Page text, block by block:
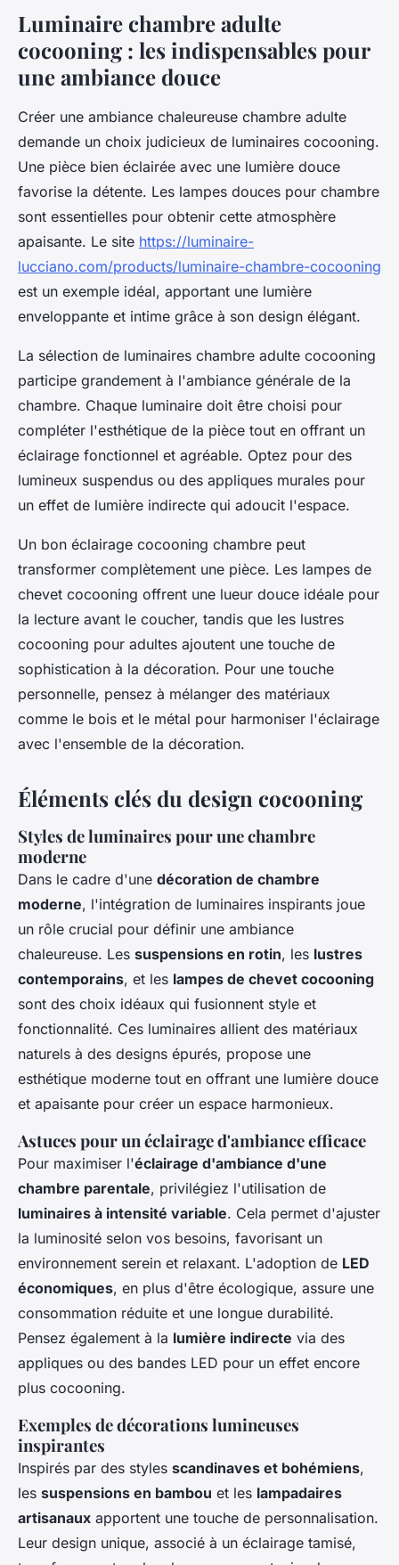
Luminaire chambre adulte
cocooning : les indispensables pour
une ambiance douce
Créer une ambiance chaleureuse chambre adulte
demande un choix judicieux de luminaires cocooning.
Une pièce bien éclairée avec une lumière douce
favorise la détente. Les lampes douces pour chambre
sont essentielles pour obtenir cette atmosphère
apaisante. Le site https://luminaire-
lucciano.com/products/luminaire-chambre-cocooning
est un exemple idéal, apportant une lumière
enveloppante et intime grâce à son design élégant.
La sélection de luminaires chambre adulte cocooning
participe grandement à l'ambiance générale de la
chambre. Chaque luminaire doit être choisi pour
compléter l'esthétique de la pièce tout en offrant un
éclairage fonctionnel et agréable. Optez pour des
lumineux suspendus ou des appliques murales pour
un effet de lumière indirecte qui adoucit l'espace.
Un bon éclairage cocooning chambre peut
transformer complètement une pièce. Les lampes de
chevet cocooning offrent une lueur douce idéale pour
la lecture avant le coucher, tandis que les lustres
cocooning pour adultes ajoutent une touche de
sophistication à la décoration. Pour une touche
personnelle, pensez à mélanger des matériaux
comme le bois et le métal pour harmoniser l'éclairage
avec l'ensemble de la décoration.
Éléments clés du design cocooning
Styles de luminaires pour une chambre
moderne
Dans le cadre d'une décoration de chambre
moderne, l'intégration de luminaires inspirants joue
un rôle crucial pour définir une ambiance
chaleureuse. Les suspensions en rotin, les lustres
contemporains, et les lampes de chevet cocooning
sont des choix idéaux qui fusionnent style et
fonctionnalité. Ces luminaires allient des matériaux
naturels à des designs épurés, propose une
esthétique moderne tout en offrant une lumière douce
et apaisante pour créer un espace harmonieux.
Astuces pour un éclairage d'ambiance efficace
Pour maximiser l'éclairage d'ambiance d'une
chambre parentale, privilégiez l'utilisation de
luminaires à intensité variable. Cela permet d'ajuster
la luminosité selon vos besoins, favorisant un
environnement serein et relaxant. L'adoption de LED
économiques, en plus d'être écologique, assure une
consommation réduite et une longue durabilité.
Pensez également à la lumière indirecte via des
appliques ou des bandes LED pour un effet encore
plus cocooning.
Exemples de décorations lumineuses
inspirantes
Inspirés par des styles scandinaves et bohémiens,
les suspensions en bambou et les lampadaires
artisanaux apportent une touche de personnalisation.
Leur design unique, associé à un éclairage tamisé,